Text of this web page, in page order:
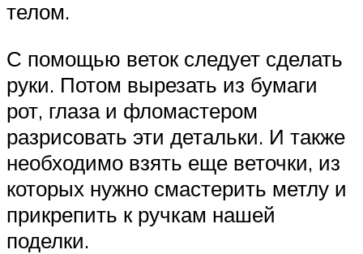
телом.
С помощью веток следует сделать
руки. Потом вырезать из бумаги
рот, глаза и фломастером
разрисовать эти детальки. И также
необходимо взять еще веточки, из
которых нужно смастерить метлу и
прикрепить к ручкам нашей
поделки.